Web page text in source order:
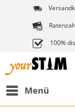
100%
Menü